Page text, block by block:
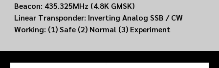
Beacon: 435.325MHz (4.8K GMSK)
Linear Transponder: Inverting Analog SSB / CW
Working: (1) Safe (2) Normal (3) Experiment